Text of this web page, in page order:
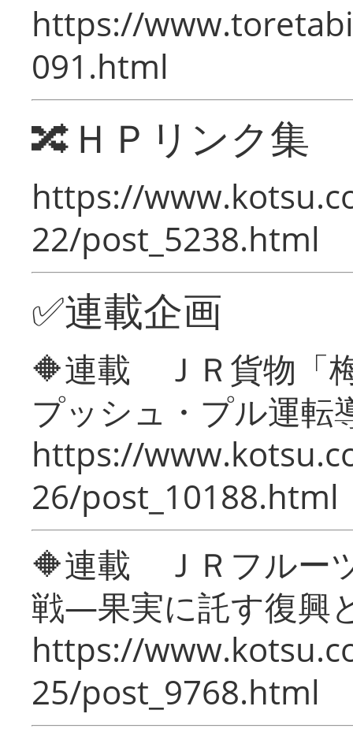
https://
091.html
🔀ＨＰリンク集
https://
22/post_5238.html
✅連載企画
🔶連載 ＪＲ貨物「
プッシュ・プル運転
https://
26/post_10188.html
🔶連載 ＪＲフルー
戦―果実に託す復興
https://
25/post_9768.html